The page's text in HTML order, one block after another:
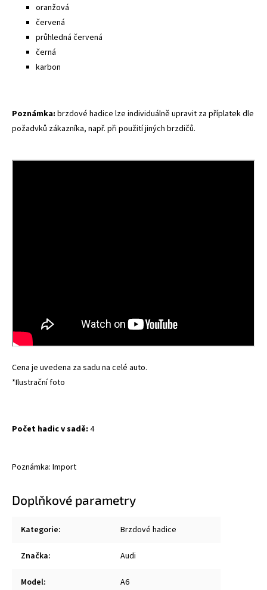
oranžová
červená
průhledná červená
černá
karbon
Poznámka: brzdové hadice lze individuálně upravit za příplatek dle
požadvků zákazníka, např. při použití jiných brzdičů.
Cena je uvedena za sadu na celé auto.
*Ilustrační foto
Počet hadic v sadě: 4
Poznámka: Import
Doplňkové parametry
Kategorie: Brzdové hadice
Značka: Audi
Model: A6